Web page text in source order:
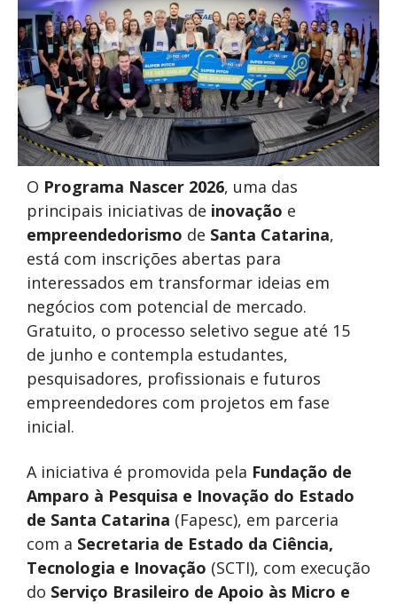
O Programa Nascer 2026, uma das
principais iniciativas de inovação e
empreendedorismo de Santa Catarina,
está com inscrições abertas para
interessados em transformar ideias em
negócios com potencial de mercado.
Gratuito, o processo seletivo segue até 15
de junho e contempla estudantes,
pesquisadores, profissionais e futuros
empreendedores com projetos em fase
inicial.
A iniciativa é promovida pela Fundação de
Amparo à Pesquisa e Inovação do Estado
de Santa Catarina (Fapesc), em parceria
com a Secretaria de Estado da Ciência,
Tecnologia e Inovação (SCTI), com execução
do Serviço Brasileiro de Apoio às Micro e